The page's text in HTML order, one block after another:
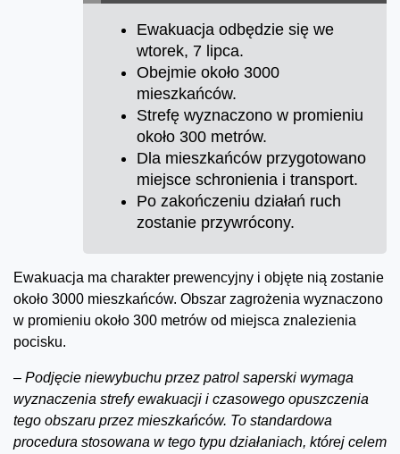
Ewakuacja odbędzie się we
wtorek, 7 lipca.
Obejmie około 3000
mieszkańców.
Strefę wyznaczono w promieniu
około 300 metrów.
Dla mieszkańców przygotowano
miejsce schronienia i transport.
Po zakończeniu działań ruch
zostanie przywrócony.
Ewakuacja ma charakter prewencyjny i objęte nią zostanie
około 3000 mieszkańców. Obszar zagrożenia wyznaczono
w promieniu około 300 metrów od miejsca znalezienia
pocisku.
– Podjęcie niewybuchu przez patrol saperski wymaga
wyznaczenia strefy ewakuacji i czasowego opuszczenia
tego obszaru przez mieszkańców. To standardowa
procedura stosowana w tego typu działaniach, której celem